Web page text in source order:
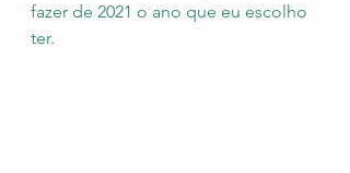
fazer de 2021 o ano que eu escolho
ter.